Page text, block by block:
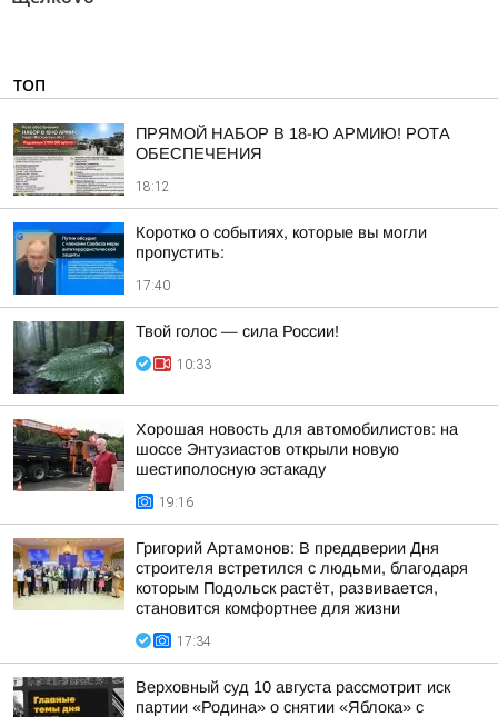
ТОП
ПРЯМОЙ НАБОР В 18-Ю АРМИЮ! РОТА
ОБЕСПЕЧЕНИЯ
18:12
Коротко о событиях, которые вы могли
пропустить:
17:40
Твой голос — сила России!
10:33
Хорошая новость для автомобилистов: на
шоссе Энтузиастов открыли новую
шестиполосную эстакаду
19:16
Григорий Артамонов: В преддверии Дня
строителя встретился с людьми, благодаря
которым Подольск растёт, развивается,
становится комфортнее для жизни
17:34
Верховный суд 10 августа рассмотрит иск
партии «Родина» о снятии «Яблока» с